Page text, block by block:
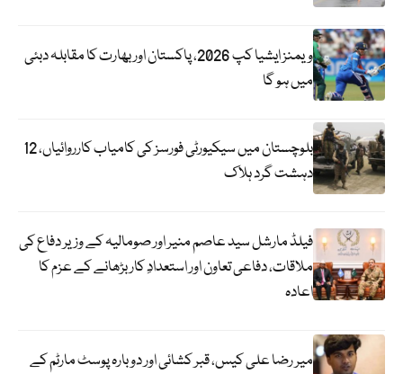
ویمنز ایشیا کپ 2026، پاکستان اور بھارت کا مقابلہ دبئی
میں ہو گا
بلوچستان میں سیکیورٹی فورسز کی کامیاب کارروائیاں، 12
دہشت گرد ہلاک
فیلڈ مارشل سید عاصم منیر اور صومالیہ کے وزیر دفاع کی
ملاقات، دفاعی تعاون اور استعدادِ کار بڑھانے کے عزم کا
اعادہ
میر رضا علی کیس، قبر کشائی اور دوبارہ پوسٹ مارٹم کے